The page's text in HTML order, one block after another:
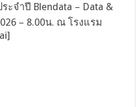
จำปี Blendata – Data &
– 8.00น. ณ โรงแรม